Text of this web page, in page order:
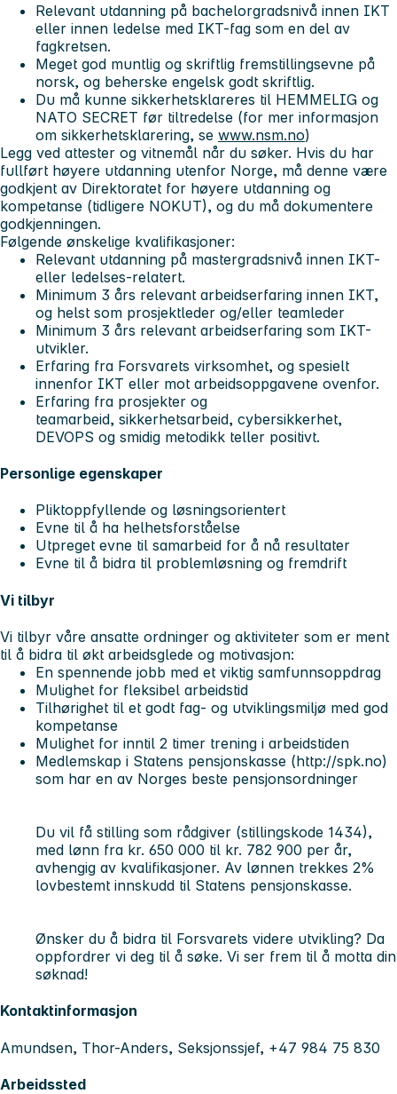
Relevant utdanning på bachelorgradsnivå innen IKT
eller innen ledelse med IKT-fag som en del av
fagkretsen.
Meget god muntlig og skriftlig fremstillingsevne på
norsk, og beherske engelsk godt skriftlig.
Du må kunne sikkerhetsklareres til HEMMELIG og
NATO SECRET før tiltredelse (for mer informasjon
om sikkerhetsklarering, se www.nsm.no)
Legg ved attester og vitnemål når du søker. Hvis du har
fullført høyere utdanning utenfor Norge, må denne være
godkjent av Direktoratet for høyere utdanning og
kompetanse (tidligere NOKUT), og du må dokumentere
godkjenningen.
Følgende ønskelige kvalifikasjoner:
Relevant utdanning på mastergradsnivå innen IKT-
eller ledelses-relatert.
Minimum 3 års relevant arbeidserfaring innen IKT,
og helst som prosjektleder og/eller teamleder
Minimum 3 års relevant arbeidserfaring som IKT-
utvikler.
Erfaring fra Forsvarets virksomhet, og spesielt
innenfor IKT eller mot arbeidsoppgavene ovenfor.
Erfaring fra prosjekter og
teamarbeid, sikkerhetsarbeid, cybersikkerhet,
DEVOPS og smidig metodikk teller positivt.
Personlige egenskaper
Pliktoppfyllende og løsningsorientert
Evne til å ha helhetsforståelse
Utpreget evne til samarbeid for å nå resultater
Evne til å bidra til problemløsning og fremdrift
Vi tilbyr
Vi tilbyr våre ansatte ordninger og aktiviteter som er ment
til å bidra til økt arbeidsglede og motivasjon:
En spennende jobb med et viktig samfunnsoppdrag
Mulighet for fleksibel arbeidstid
Tilhørighet til et godt fag- og utviklingsmiljø med god
kompetanse
Mulighet for inntil 2 timer trening i arbeidstiden
Medlemskap i Statens pensjonskasse (http://spk.no)
som har en av Norges beste pensjonsordninger
Du vil få stilling som rådgiver (stillingskode 1434),
med lønn fra kr. 650 000 til kr. 782 900 per år,
avhengig av kvalifikasjoner. Av lønnen trekkes 2%
lovbestemt innskudd til Statens pensjonskasse.
Ønsker du å bidra til Forsvarets videre utvikling? Da
oppfordrer vi deg til å søke. Vi ser frem til å motta din
søknad!
Kontaktinformasjon
Amundsen, Thor-Anders, Seksjonssjef, +47 984 75 830
Arbeidssted